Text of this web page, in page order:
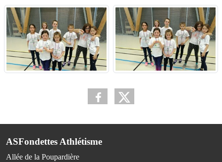
ASFondettes Athlétisme
Allée de la Poupardière